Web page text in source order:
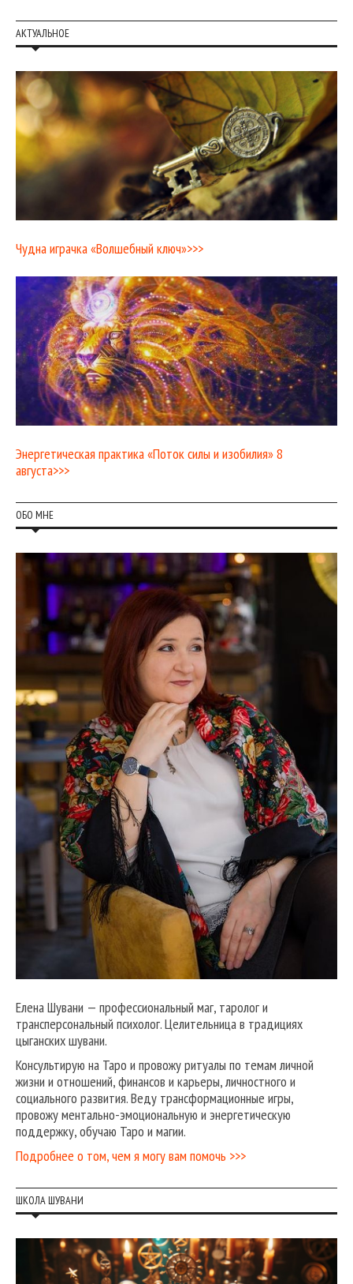
АКТУАЛЬНОЕ
Чудна играчка «Волшебный ключ»>>>
Энергетическая практика «Поток силы и изобилия» 8
августа>>>
ОБО МНЕ
Елена Шувани — профессиональный маг, таролог и
трансперсональный психолог. Целительница в традициях
цыганских шувани.
Консультирую на Таро и провожу ритуалы по темам личной
жизни и отношений, финансов и карьеры, личностного и
социального развития. Веду трансформационные игры,
провожу ментально-эмоциональную и энергетическую
поддержку, обучаю Таро и магии.
Подробнее о том, чем я могу вам помочь >>>
ШКОЛА ШУВАНИ